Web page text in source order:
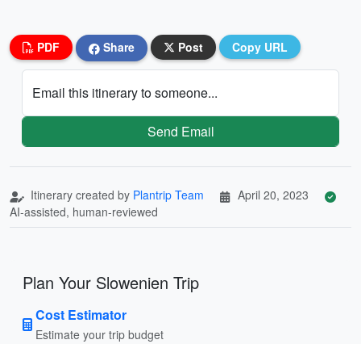
PDF Share Post Copy URL
Email this itinerary to someone...
Send Email
Itinerary created by Plantrip Team
April 20, 2023
AI-assisted, human-reviewed
Plan Your Slowenien Trip
Cost Estimator
Estimate your trip budget